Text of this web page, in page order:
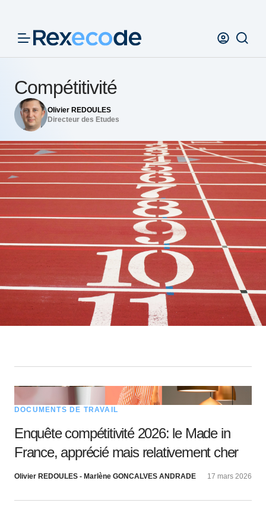
Compétitivité
Olivier REDOULES
Directeur des Etudes
DOCUMENTS DE TRAVAIL
Enquête compétitivité 2026: le Made in
France, apprécié mais relativement cher
Olivier REDOULES - Marlène GONCALVES ANDRADE 17 mars 2026